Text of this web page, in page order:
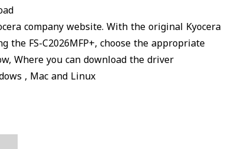
company website. With the original Kyocera
FS-C2026MFP+, choose the appropriate
Where you can download the driver
, Mac and Linux